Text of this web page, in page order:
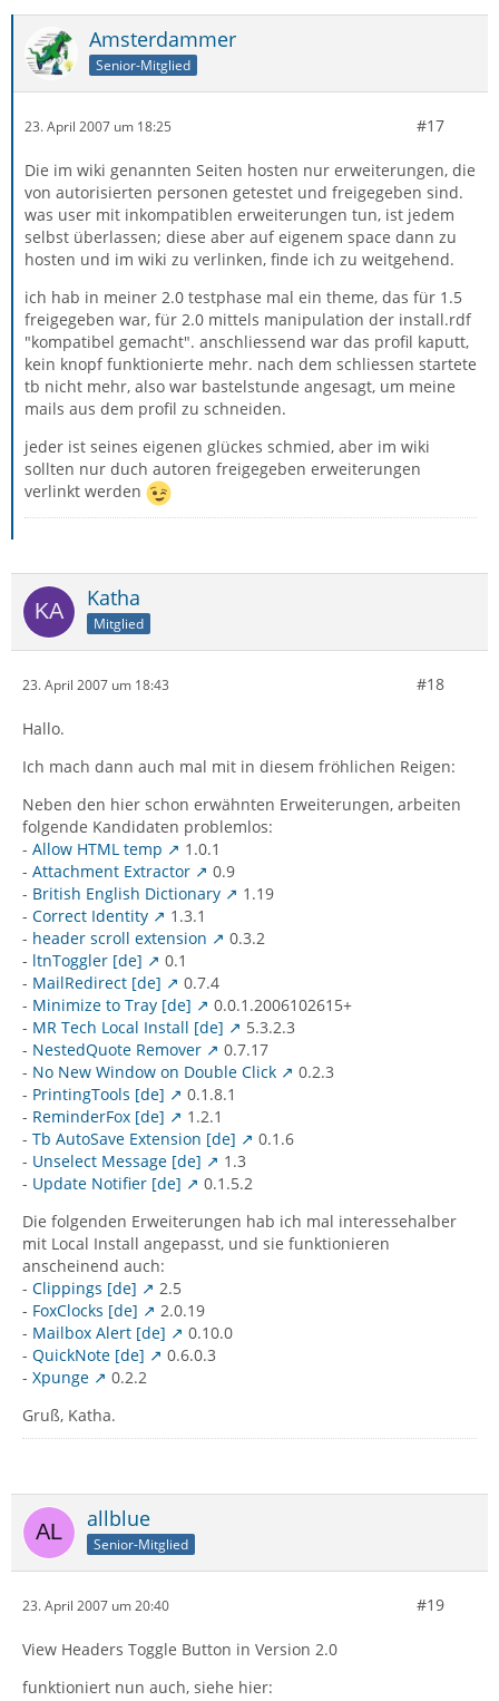
Amsterdammer
Senior-Mitglied
23. April 2007 um 18:25 #17
Die im wiki genannten Seiten hosten nur erweiterungen, die
von autorisierten personen getestet und freigegeben sind.
was user mit inkompatiblen erweiterungen tun, ist jedem
selbst überlassen; diese aber auf eigenem space dann zu
hosten und im wiki zu verlinken, finde ich zu weitgehend.
ich hab in meiner 2.0 testphase mal ein theme, das für 1.5
freigegeben war, für 2.0 mittels manipulation der install.rdf
"kompatibel gemacht". anschliessend war das profil kaputt,
kein knopf funktionierte mehr. nach dem schliessen startete
tb nicht mehr, also war bastelstunde angesagt, um meine
mails aus dem profil zu schneiden.
jeder ist seines eigenen glückes schmied, aber im wiki
sollten nur duch autoren freigegeben erweiterungen
verlinkt werden
Katha
Mitglied
23. April 2007 um 18:43 #18
Hallo.
Ich mach dann auch mal mit in diesem fröhlichen Reigen:
Neben den hier schon erwähnten Erweiterungen, arbeiten
folgende Kandidaten problemlos:
- Allow HTML temp
1.0.1
- Attachment Extractor
0.9
- British English Dictionary
1.19
- Correct Identity
1.3.1
- header scroll extension
0.3.2
- ltnToggler [de]
0.1
- MailRedirect [de]
0.7.4
- Minimize to Tray [de]
0.0.1.2006102615+
- MR Tech Local Install [de]
5.3.2.3
- NestedQuote Remover
0.7.17
- No New Window on Double Click
0.2.3
- PrintingTools [de]
0.1.8.1
- ReminderFox [de]
1.2.1
- Tb AutoSave Extension [de]
0.1.6
- Unselect Message [de]
1.3
- Update Notifier [de]
0.1.5.2
Die folgenden Erweiterungen hab ich mal interessehalber
mit Local Install angepasst, und sie funktionieren
anscheinend auch:
- Clippings [de]
2.5
- FoxClocks [de]
2.0.19
- Mailbox Alert [de]
0.10.0
- QuickNote [de]
0.6.0.3
- Xpunge
0.2.2
Gruß, Katha.
allblue
Senior-Mitglied
23. April 2007 um 20:40 #19
View Headers Toggle Button in Version 2.0
funktioniert nun auch, siehe hier: